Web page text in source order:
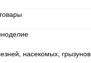
насекомых, грызунов